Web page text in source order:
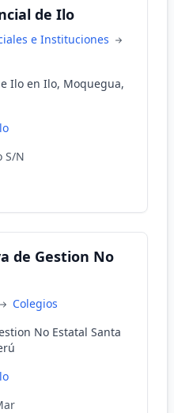
de Ilo
e Instituciones
Ilo en Ilo, Moquegua,
S/N
de Gestion No
Colegios
No Estatal Santa